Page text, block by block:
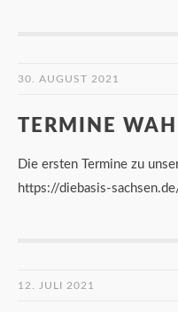
30. AUGUST 2021
TERMINE
Die ersten Termine zu
https://diebasis-
12. JULI 2021